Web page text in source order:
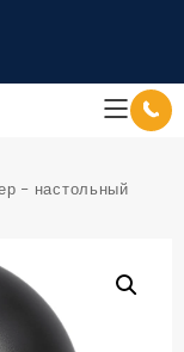
– настольный